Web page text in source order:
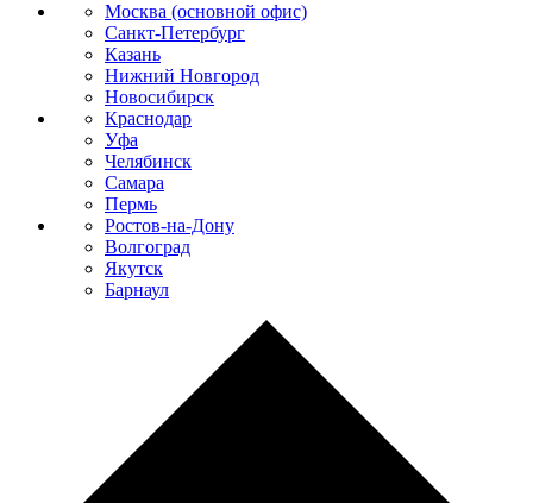
Москва (основной офис)
Санкт-Петербург
Казань
Нижний Новгород
Новосибирск
Краснодар
Уфа
Челябинск
Самара
Пермь
Ростов-на-Дону
Волгоград
Якутск
Барнаул